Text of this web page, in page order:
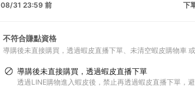
08/31 23:59 前
下
不符合賺點資格
導購後未直接購買，透過蝦皮直播下單 未清空蝦皮購物車
導購後未直接購買，透過蝦皮直播下單
透過LINE購物進入蝦皮後，禁止再透過蝦皮直播下單，